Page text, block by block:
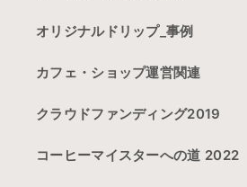
オリジナルドリップ_事例
カフェ・ショップ運営関連
クラウドファンディング2019
コーヒーマイスターへの道 2022